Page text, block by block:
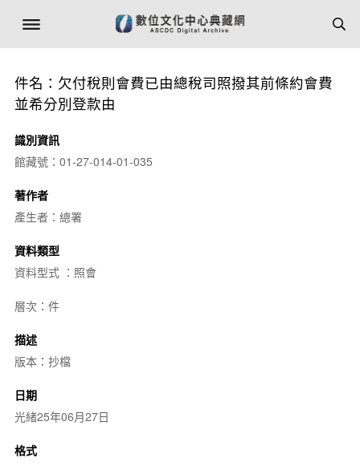
件名：欠付稅則會費已由總稅司照撥其前條約會費
並希分別登款由
識別資訊
館藏號：01-27-014-01-035
著作者
產生者：總署
資料類型
資料型式 ：照會
層次：件
描述
版本：抄檔
日期
光緒25年06月27日
格式